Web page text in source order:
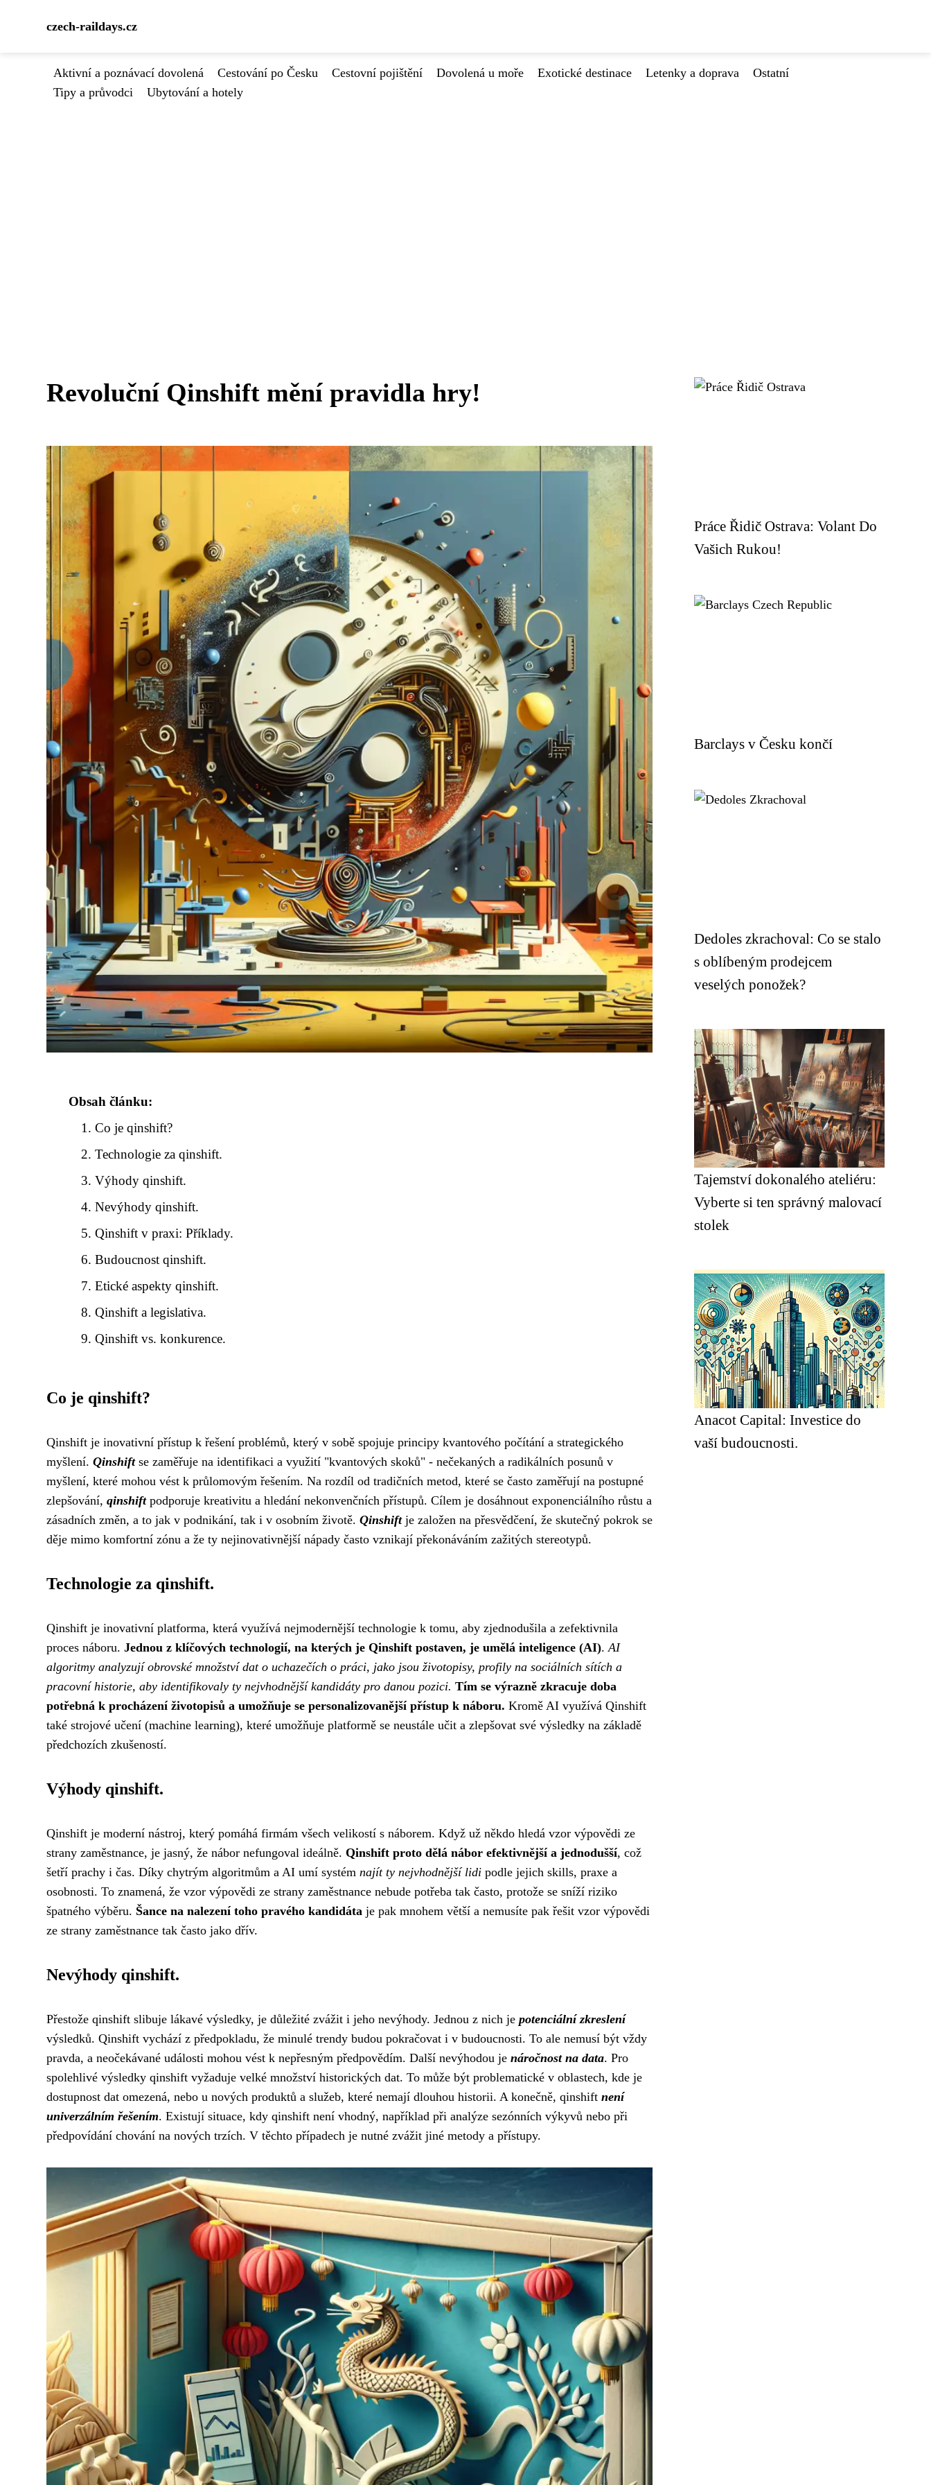
czech-raildays.cz
Aktivní a poznávací dovolená Cestování po Česku Cestovní pojištění Dovolená u moře Exotické destinace Letenky a doprava
Ostatní
Tipy a průvodci
Ubytování a hotely
Revoluční Qinshift mění pravidla hry!
Obsah článku:
Co je qinshift?
Technologie za qinshift.
Výhody qinshift.
Nevýhody qinshift.
Qinshift v praxi: Příklady.
Budoucnost qinshift.
Etické aspekty qinshift.
Qinshift a legislativa.
Qinshift vs. konkurence.
Co je qinshift?
Qinshift je inovativní přístup k řešení problémů, který v sobě spojuje principy kvantového počítání a strategického
myšlení. Qinshiftse zaměřuje na identifikaci a využití "kvantových skoků" - nečekaných a radikálních posunů v
myšlení, které mohou vést k průlomovým řešením. Na rozdíl od tradičních metod, které se často zaměřují na postupné
zlepšování, qinshiftpodporuje kreativitu a hledání nekonvenčních přístupů. Cílem je dosáhnout exponenciálního růstu a
zásadních změn, a to jak v podnikání, tak i v osobním životě. Qinshiftje založen na přesvědčení, že skutečný pokrok se
děje mimo komfortní zónu a že ty nejinovativnější nápady často vznikají překonáváním zažitých stereotypů.
Technologie za qinshift.
Qinshift je inovativní platforma, která využívá nejmodernější technologie k tomu, aby zjednodušila a zefektivnila
proces náboru. Jednou z klíčových technologií, na kterých je Qinshift postaven, je umělá inteligence (AI).AI
algoritmy analyzují obrovské množství dat o uchazečích o práci, jako jsou životopisy, profily na sociálních sítích a
pracovní historie, aby identifikovaly ty nejvhodnější kandidáty pro danou pozici. Tím se výrazně zkracuje doba
potřebná k procházení životopisů a umožňuje se personalizovanější přístup k náboru. Kromě AI využívá Qinshift
také strojové učení (machine learning), které umožňuje platformě se neustále učit a zlepšovat své výsledky na základě
předchozích zkušeností.
Výhody qinshift.
Qinshift je moderní nástroj, který pomáhá firmám všech velikostí s náborem. Když už někdo hledá vzor výpovědi ze
strany zaměstnance, je jasný, že nábor nefungoval ideálně. Qinshift proto dělá nábor efektivnější a jednodušší, což
šetří prachy i čas. Díky chytrým algoritmům a AI umí systém najít ty nejvhodnější lidi podle jejich skills, praxe a
osobnosti. To znamená, že vzor výpovědi ze strany zaměstnance nebude potřeba tak často, protože se sníží riziko
špatného výběru. Šance na nalezení toho pravého kandidáta je pak mnohem větší a nemusíte pak řešit vzor výpovědi
ze strany zaměstnance tak často jako dřív.
Nevýhody qinshift.
Přestože qinshift slibuje lákavé výsledky, je důležité zvážit i jeho nevýhody. Jednou z nich je potenciální zkreslení
výsledků. Qinshift vychází z předpokladu, že minulé trendy budou pokračovat i v budoucnosti. To ale nemusí být vždy
pravda, a neočekávané události mohou vést k nepřesným předpovědím. Další nevýhodou je náročnost na data. Pro
spolehlivé výsledky qinshift vyžaduje velké množství historických dat. To může být problematické v oblastech, kde je
dostupnost dat omezená, nebo u nových produktů a služeb, které nemají dlouhou historii. A konečně, qinshift není
univerzálním řešením. Existují situace, kdy qinshift není vhodný, například při analýze sezónních výkyvů nebo při
předpovídání chování na nových trzích. V těchto případech je nutné zvážit jiné metody a přístupy.
Práce Řidič Ostrava: Volant Do
Vašich Rukou!
Barclays v Česku končí
Dedoles zkrachoval: Co se stalo
s oblíbeným prodejcem
veselých ponožek?
Tajemství dokonalého ateliéru:
Vyberte si ten správný malovací
stolek
Anacot Capital: Investice do
vaší budoucnosti.